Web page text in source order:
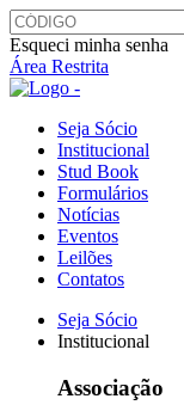
Esqueci minha senha
Área Restrita
Seja Sócio
Institucional
Stud Book
Formulários
Notícias
Eventos
Leilões
Contatos
Seja Sócio
Institucional
Associação